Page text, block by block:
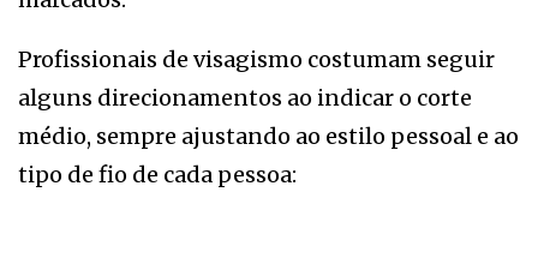
Profissionais de visagismo costumam seguir
alguns direcionamentos ao indicar o corte
médio, sempre ajustando ao estilo pessoal e ao
tipo de fio de cada pessoa: